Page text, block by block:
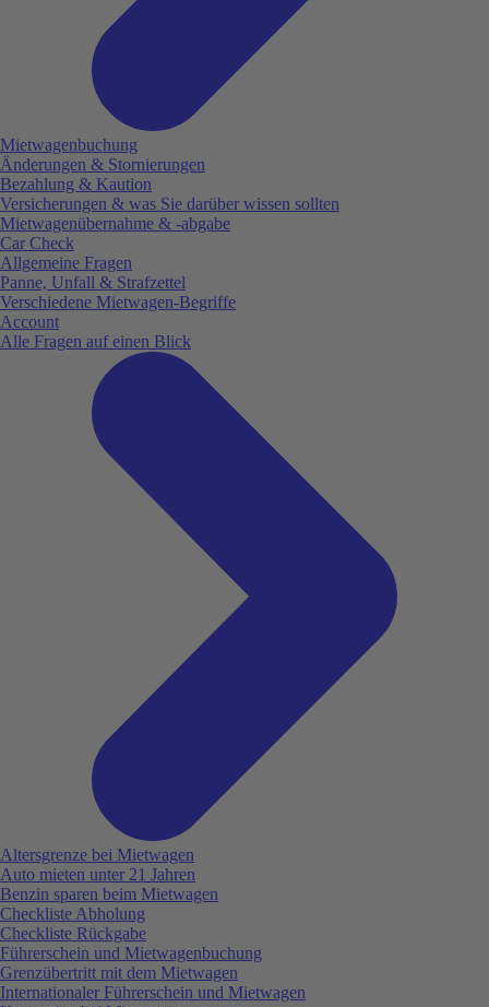
Mietwagenbuchung
Änderungen & Stornierungen
Bezahlung & Kaution
Versicherungen & was Sie darüber wissen sollten
Mietwagenübernahme & -abgabe
Car Check
Allgemeine Fragen
Panne, Unfall & Strafzettel
Verschiedene Mietwagen-Begriffe
Account
Alle Fragen auf einen Blick
Altersgrenze bei Mietwagen
Auto mieten unter 21 Jahren
Benzin sparen beim Mietwagen
Checkliste Abholung
Checkliste Rückgabe
Führerschein und Mietwagenbuchung
Grenzübertritt mit dem Mietwagen
Internationaler Führerschein und Mietwagen